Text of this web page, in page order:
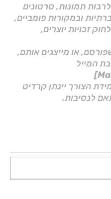
תמונות, סרטונים
ובמקורות פומביים,
להוראות סעיף 27א לחוק זכויות יוצרים,
או מייצגים אותם,
המייל
הצורך יינתן קרדיט
לנסיבות.